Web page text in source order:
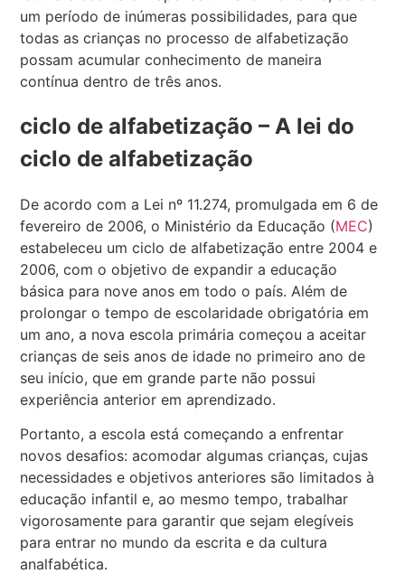
um período de inúmeras possibilidades, para que
todas as crianças no processo de alfabetização
possam acumular conhecimento de maneira
contínua dentro de três anos.
ciclo de alfabetização – A lei do
ciclo de alfabetização
De acordo com a Lei nº 11.274, promulgada em 6 de
fevereiro de 2006, o Ministério da Educação (MEC)
estabeleceu um ciclo de alfabetização entre 2004 e
2006, com o objetivo de expandir a educação
básica para nove anos em todo o país. Além de
prolongar o tempo de escolaridade obrigatória em
um ano, a nova escola primária começou a aceitar
crianças de seis anos de idade no primeiro ano de
seu início, que em grande parte não possui
experiência anterior em aprendizado.
Portanto, a escola está começando a enfrentar
novos desafios: acomodar algumas crianças, cujas
necessidades e objetivos anteriores são limitados à
educação infantil e, ao mesmo tempo, trabalhar
vigorosamente para garantir que sejam elegíveis
para entrar no mundo da escrita e da cultura
analfabética.